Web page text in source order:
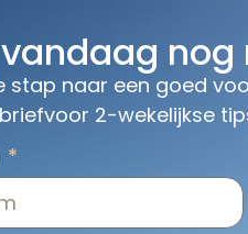
stap naar een goed
2-wekelijkse